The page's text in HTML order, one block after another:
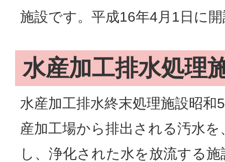
施設です。平成16年4月1日に
水産加工排水処理
水産加工排水終末処理施設昭和
産加工場から排出される汚水
し、浄化された水を放流する